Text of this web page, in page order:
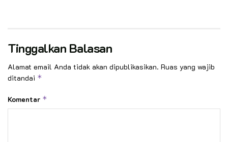
Tinggalkan Balasan
Alamat email Anda tidak akan dipublikasikan. Ruas yang wajib
ditandai *
Komentar *